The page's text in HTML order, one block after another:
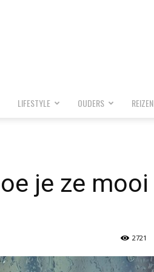
LIFESTYLE OUDERS REIZEN
je ze mooi
2721